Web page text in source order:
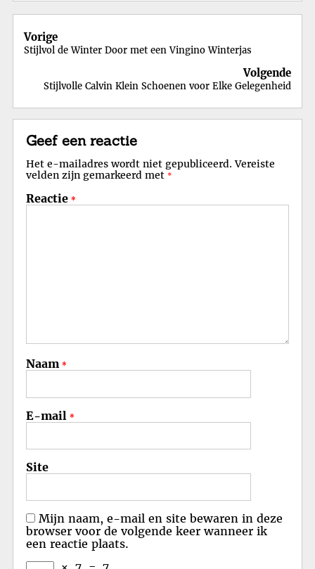
Berichtnavigatie
Vorige
Stijlvol de Winter Door met een Vingino Winterjas
Volgende
Stijlvolle Calvin Klein Schoenen voor Elke Gelegenheid
Geef een reactie
Het e-mailadres wordt niet gepubliceerd. Vereiste
velden zijn gemarkeerd met *
Reactie *
Naam *
E-mail *
Site
Mijn naam, e-mail en site bewaren in deze
browser voor de volgende keer wanneer ik
een reactie plaats.